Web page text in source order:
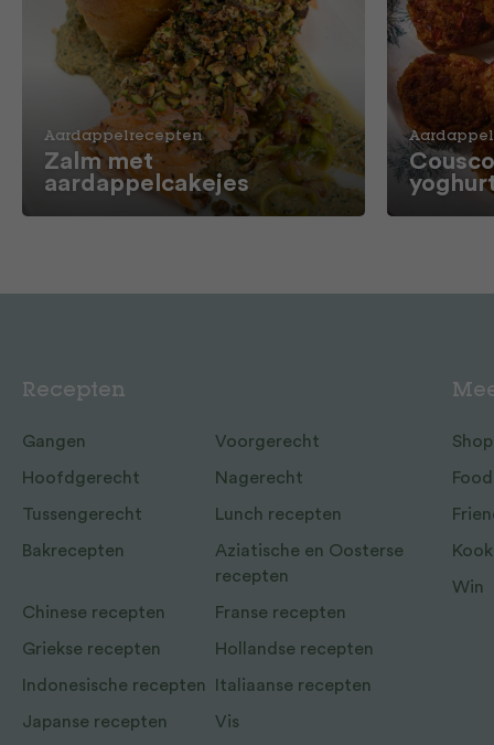
Aardappelrecepten
Zalm met
aardappelcakejes
Recepten
Gangen Voorgerecht
Hoofdgerecht Nagerecht
Tussengerecht Lunch recepten
Bakrecepten
Aziatische en Oosterse
recepten
Chinese recepten Franse recepten
Griekse recepten Hollandse recepten
Indonesische recepten Italiaanse recepten
Japanse recepten Vis
Shop
Win